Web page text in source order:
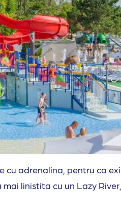
cu adrenalina, pentru ca
linistita cu un Lazy